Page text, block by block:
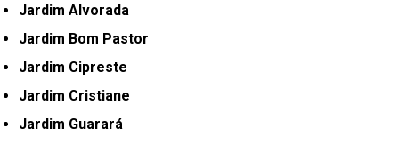
Jardim Alvorada
Jardim Bom Pastor
Jardim Cipreste
Jardim Cristiane
Jardim Guarará